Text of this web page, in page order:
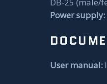
Power supply:
User manual: